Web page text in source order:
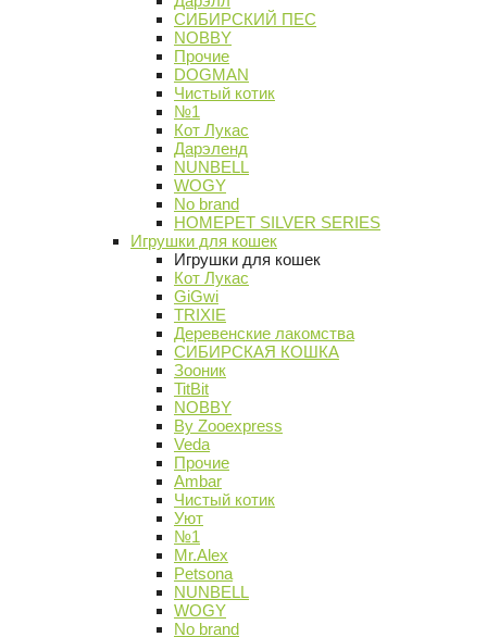
СИБИРСКИЙ ПЕС
NOBBY
Прочие
DOGMAN
Чистый котик
№1
Кот Лукас
Дарэленд
NUNBELL
WOGY
No brand
HOMEPET SILVER SERIES
Игрушки для кошек
Игрушки для кошек
Кот Лукас
GiGwi
TRIXIE
Деревенские лакомства
СИБИРСКАЯ КОШКА
Зооник
TitBit
NOBBY
By Zooexpress
Veda
Прочие
Ambar
Чистый котик
Уют
№1
Mr.Alex
Petsona
NUNBELL
WOGY
No brand